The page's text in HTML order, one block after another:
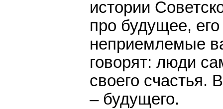
истории
про будущее,
неприемлемые
говорят: люди
своего счастья.
– будущего.